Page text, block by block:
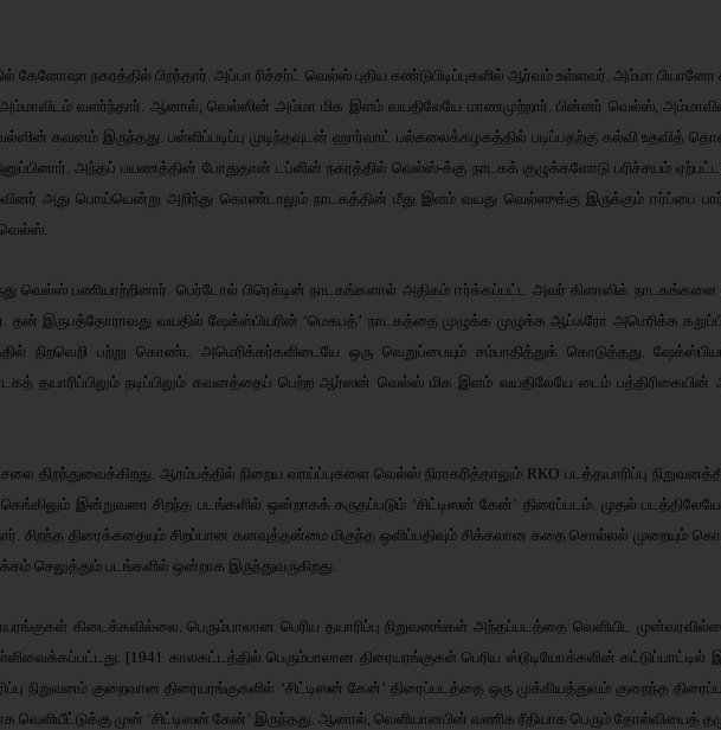
நகரத்தில் பிறந்தார். அப்பா ரிச்சர்ட் வெல்ஸ் புதிய கண்டுபிடிப்புகளில் ஆர்வம் உள்ளவர். அம்மா
வளர்ந்தார். ஆனால், வெல்ஸின் அம்மா மிக இளம் வயதிலேயே மரணமுற்றார். பின்னர் வெல்ஸ்,
கவனம் இருந்தது. பள்ளிப்படிப்பு முடிந்தவுடன் ஹார்வாட் பல்கலைக்கழகத்தில் படிப்பதற்கு கல்வி
அந்தப் பயணத்தின் போதுதான் டப்ளின் நகரத்தில் வெல்ஸ்-க்கு நாடகக் குழுக்களோடு பரிச்சயம்
அது பொய்யென்று அறிந்து கொண்டாலும் நாடகத்தின் மீது இளம் வயது வெல்ஸுக்கு இருக்கும் ஈர்ப்பை
வெல்ஸ்.
வெல்ஸ் பணியாற்றினார். பெர்டோல் பிரெக்டின் நாடகங்களால் அதிகம் ஈர்க்கப்பட்ட அவர் கிளாஸிக்
இருபத்தோராவது வயதில் ஷேக்ஸ்பியரின் ‘மெகபத்’ நாடகத்தை முழுக்க முழுக்க ஆப்ஃரோ அமெரிக்க
நிறவெறி பற்று கொண்ட அமெரிக்கர்களிடையே ஒரு வெறுப்பையும் சம்பாதித்துக் கொடுத்தது.
தயாரிப்பிலும் நடிப்பிலும் கவனத்தைப் பெற்ற ஆர்ஸன் வெல்ஸ் மிக இளம் வயதிலேயே டைம்
திறந்துவைக்கிறது. ஆரம்பத்தில் நிறைய வாய்ப்புகளை வெல்ஸ் நிராகரித்தாலும் RKO படத்தயாரிப்பு
இன்றுவரை சிறந்த படங்களில் ஒன்றாகக் கருதப்படும் ‘சிட்டிஸன் கேன்’ திரைப்படம். முதல் படத்திலேயே
சிறந்த திரைக்கதையும் சிறப்பான கனவுத்தன்மை மிகுந்த ஒளிப்பதிவும் சிக்கலான கதை சொல்லல்
செலுத்தும் படங்களில் ஒன்றாக இருந்துவருகிறது.
கிடைக்கவில்லை. பெரும்பாலான பெரிய தயாரிப்பு நிறுவனங்கள் அந்தப்படத்தை வெளியிட
[1941 காலகட்டத்தில் பெரும்பாலான திரையரங்குகள் பெரிய ஸ்டூடியோக்களின் கட்டுப்பாட்டில்
நிறுவனம் குறைவான திரையரங்குகளில் ‘சிட்டிஸன் கேன்’ திரைப்படத்தை ஒரு முக்கியத்துவம் குறைந்த
வெளியீட்டுக்கு முன் ‘சிட்டிஸன் கேன்’ இருந்தது. ஆனால், வெளியானபின் வணிக ரீதியாக பெரும் தோல்வியைத்